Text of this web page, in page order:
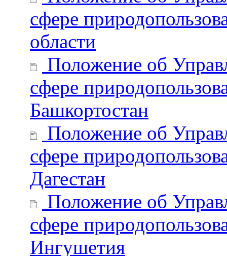
сфере
области
Положение об
сфере
Башкортостан
Положение об
сфере
Дагестан
Положение об
сфере
Ингушетия